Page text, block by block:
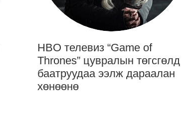
HBO телевиз “Game of
Thrones” цувралын төгсгөлд
баатруудаа ээлж дараалан
хөнөөнө